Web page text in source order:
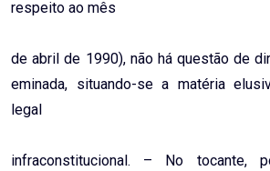
respeito ao mês
de abril de 1990), não há questão de
eminada, situando-se a matéria
legal
infraconstitucional. – No tocante,